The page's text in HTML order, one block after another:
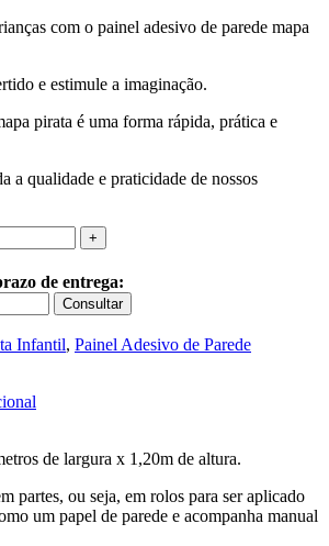
com o painel adesivo de parede mapa
e estimule a imaginação.
pirata é uma forma rápida, prática e
a qualidade e praticidade de nossos
de entrega:
Consultar
Infantil, Painel Adesivo de Parede
de largura x 1,20m de altura.
partes, ou seja, em rolos para ser aplicado
um papel de parede e acompanha manual